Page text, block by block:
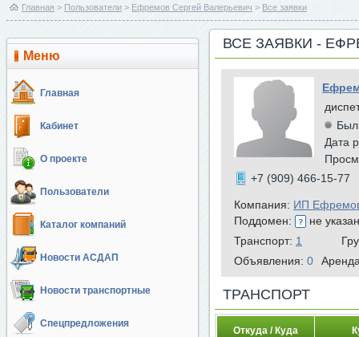
Главная > Пользователи > Ефремов Сергей Валерьевич > Все заявки
Меню
Главная
Кабинет
О проекте
Пользователи
Каталог компаний
Новости АСДАП
Новости транспортные
Спецпредложения
ВСЕ ЗАЯВКИ -
Был
Дата
+7 (909) 466-15-77
Компания: ИП
Поддомен:
не
Транспорт: 1
Объявления: 0
ТРАНСПОРТ
Откуда / Куда